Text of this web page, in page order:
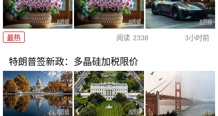
最热 阅读 2338 3小时前
特朗普签新政：多晶硅加税限价